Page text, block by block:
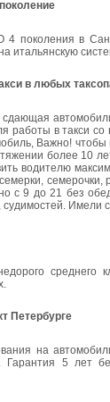
поколения в
итальянскую
в любых
сдающая
работы в такси
Важно!
более 10
водителю
9 до 21 без
Имели
среднего
Петербурге
на
Гарантия 5 лет